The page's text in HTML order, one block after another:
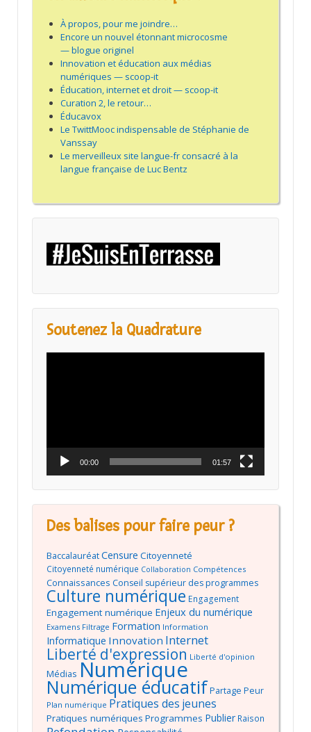
À propos, pour me joindre…
Encore un nouvel étonnant microcosme
— blogue originel
Innovation et éducation aux médias
numériques — scoop-it
Éducation, internet et droit — scoop-it
Curation 2, le retour…
Éducavox
Le TwittMooc indispensable de Stéphanie de
Vanssay
Le merveilleux site langue-fr consacré à la
langue française de Luc Bentz
Soutenez la Quadrature
00:00 01:57
Des balises pour faire peur ?
BaccalauréatCensure Citoyenneté
Citoyenneté numérique Collaboration Compétences
Connaissances Conseil supérieur des programmes
Culture numérique Engagement
Engagement numérique Enjeux du numérique
Examens Filtrage Formation Information
Informatique Innovation Internet
Liberté d'expression Liberté d'opinion
Médias Numérique
Numérique éducatifPartage Peur
Plan numérique Pratiques des jeunes
Pratiques numériques Programmes Publier Raison